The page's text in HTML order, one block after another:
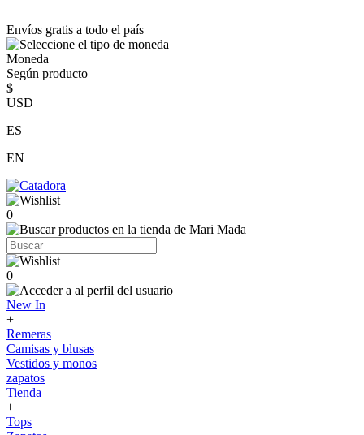
Envíos gratis a todo el país
Moneda
Según producto
$
USD
ES
EN
0
0
New In
+
Remeras
Camisas y blusas
Vestidos y monos
zapatos
Tienda
+
Tops